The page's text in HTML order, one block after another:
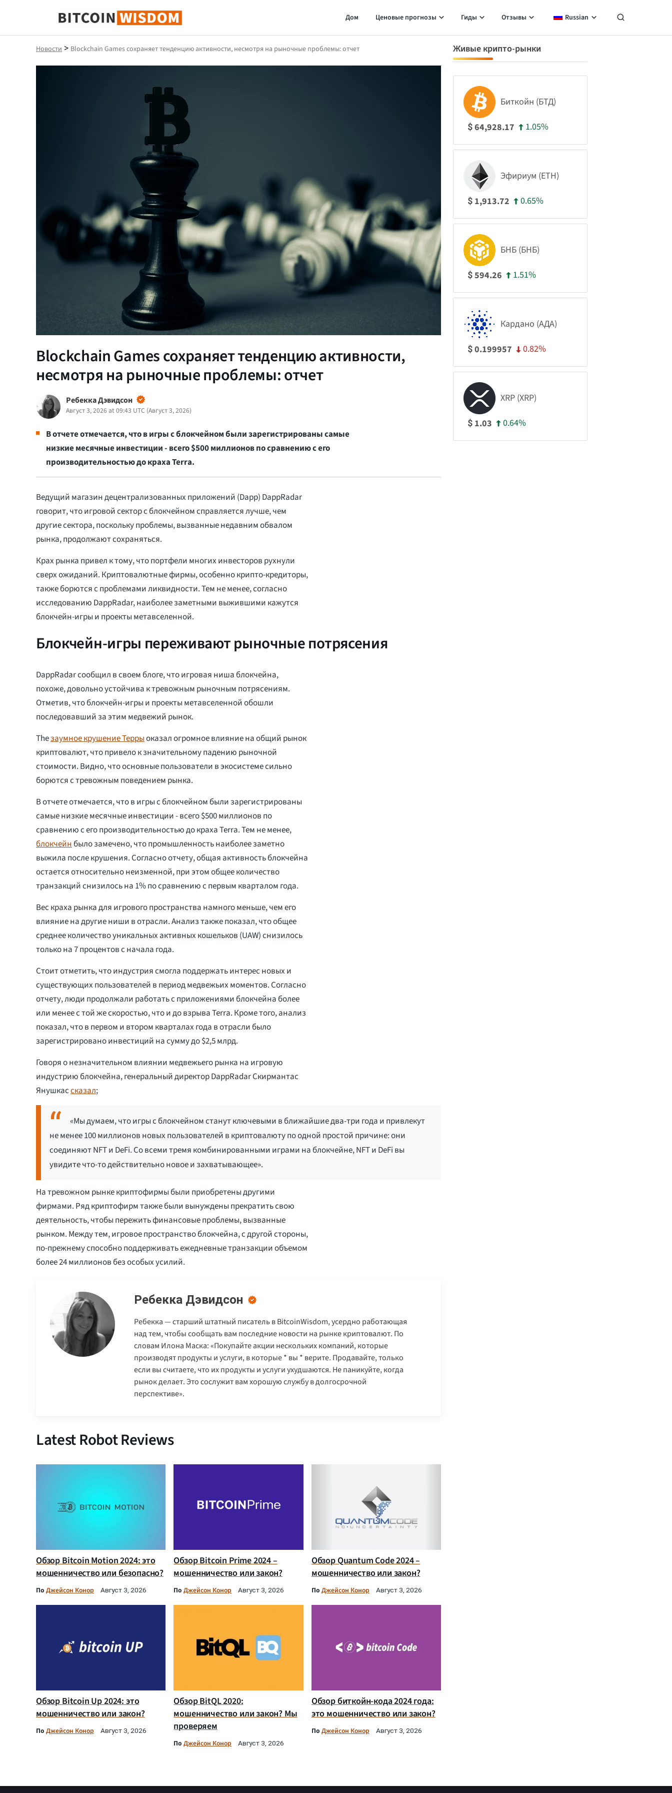
Биткойн Мудрость
Дом Ценовые прогнозы Гиды Отзывы Russian
Новости > Blockchain Games сохраняет тенденцию активности, несмотря на рыночные проблемы: отчет
Blockchain Games сохраняет тенденцию активности,
несмотря на рыночные проблемы: отчет
Ребекка Дэвидсон
Август 3, 2026 at 09:43 UTC (Август 3, 2026)
В отчете отмечается, что в игры с блокчейном были зарегистрированы самые
низкие месячные инвестиции - всего $500 миллионов по сравнению с его
производительностью до краха Terra.
Ведущий магазин децентрализованных приложений (Dapp) DappRadar
говорит, что игровой сектор с блокчейном справляется лучше, чем
другие сектора, поскольку проблемы, вызванные недавним обвалом
рынка, продолжают сохраняться.
Крах рынка привел к тому, что портфели многих инвесторов рухнули
сверх ожиданий. Криптовалютные фирмы, особенно крипто-кредиторы,
также борются с проблемами ликвидности. Тем не менее, согласно
исследованию DappRadar, наиболее заметными выжившими кажутся
блокчейн-игры и проекты метавселенной.
Блокчейн-игры переживают рыночные потрясения
DappRadar сообщил в своем блоге, что игровая ниша блокчейна,
похоже, довольно устойчива к тревожным рыночным потрясениям.
Отметив, что блокчейн-игры и проекты метавселенной обошли
последовавший за этим медвежий рынок.
Theзаумное крушение Террыоказал огромное влияние на общий рынок
криптовалют, что привело к значительному падению рыночной
стоимости. Видно, что основные пользователи в экосистеме сильно
борются с тревожным поведением рынка.
В отчете отмечается, что в игры с блокчейном были зарегистрированы
самые низкие месячные инвестиции - всего $500 миллионов по
сравнению с его производительностью до краха Terra. Тем не менее,
блокчейн было замечено, что промышленность наиболее заметно
выжила после крушения. Согласно отчету, общая активность блокчейна
остается относительно неизменной, при этом общее количество
транзакций снизилось на 1% по сравнению с первым кварталом года.
Вес краха рынка для игрового пространства намного меньше, чем его
влияние на другие ниши в отрасли. Анализ также показал, что общее
среднее количество уникальных активных кошельков (UAW) снизилось
только на 7 процентов с начала года.
Стоит отметить, что индустрия смогла поддержать интерес новых и
существующих пользователей в период медвежьих моментов. Согласно
отчету, люди продолжали работать с приложениями блокчейна более
или менее с той же скоростью, что и до взрыва Terra. Кроме того, анализ
показал, что в первом и втором кварталах года в отрасли было
зарегистрировано инвестиций на сумму до $2,5 млрд.
Говоря о незначительном влиянии медвежьего рынка на игровую
индустрию блокчейна, генеральный директор DappRadar Скирмантас
Янушкассказал;
«Мы думаем, что игры с блокчейном станут ключевыми в ближайшие два-три года и привлекут
не менее 100 миллионов новых пользователей в криптовалюту по одной простой причине: они
соединяют NFT и DeFi. Со всеми тремя комбинированными играми на блокчейне, NFT и DeFi вы
увидите что-то действительно новое и захватывающее».
На тревожном рынке криптофирмы были приобретены другими
фирмами. Ряд криптофирм также были вынуждены прекратить свою
деятельность, чтобы пережить финансовые проблемы, вызванные
рынком. Между тем, игровое пространство блокчейна, с другой стороны,
по-прежнему способно поддерживать ежедневные транзакции объемом
более 24 миллионов без особых усилий.
Ребекка Дэвидсон
Ребекка — старший штатный писатель в BitcoinWisdom, усердно работающая
над тем, чтобы сообщать вам последние новости на рынке криптовалют. По
словам Илона Маска: «Покупайте акции нескольких компаний, которые
производят продукты и услуги, в которые * вы * верите. Продавайте, только
если вы считаете, что их продукты и услуги ухудшаются. Не паникуйте, когда
рынок делает. Это сослужит вам хорошую службу в долгосрочной
перспективе».
Latest Robot Reviews
Обзор Bitcoin Motion 2024: это
мошенничество или безопасно?
По Джейсон Конор Август 3, 2026
Обзор Bitcoin Prime 2024 –
мошенничество или закон?
ПоДжейсон Конор Август 3, 2026
Обзор Quantum Code 2024 –
мошенничество или закон?
По Джейсон Конор Август 3, 2026
Обзор Bitcoin Up 2024: это
мошенничество или закон?
По Джейсон Конор Август 3, 2026
Обзор BitQL 2020:
мошенничество или закон? Мы
проверяем
ПоДжейсон Конор Август 3, 2026
Обзор биткойн-кода 2024 года:
это мошенничество или закон?
По Джейсон Конор Август 3, 2026
Живые крипто-рынки
Биткойн (БТД)
$64,928.17 1.05%
Эфириум (ETH)
$ 1,913.72 0.65%
БНБ (БНБ)
$594.26 1.51%
Кардано (АДА)
$0.199957 0.82%
XRP (XRP)
$ 1.03 0.64%